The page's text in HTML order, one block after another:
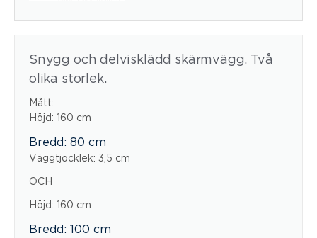
Snygg och delvisklädd skärmvägg. Två
olika storlek.
Mått:
Höjd: 160 cm
Bredd: 80 cm
Väggtjocklek: 3,5 cm
OCH
Höjd: 160 cm
Bredd: 100 cm